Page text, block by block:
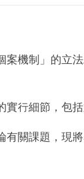
案機制」的立
行細節，包
關課題，現